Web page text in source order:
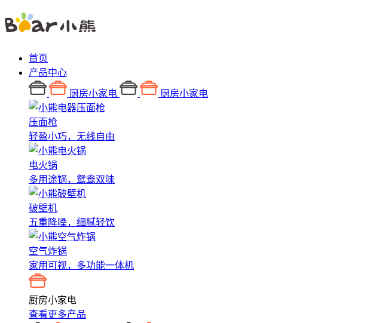
首页
产品中心
厨房小家电 厨房小家电
压面枪
轻盈小巧，无线自由
电火锅
多用途锅，鸳鸯双味
破壁机
五重降噪，细腻轻饮
空气炸锅
家用可视，多功能一体机
厨房小家电
查看更多产品